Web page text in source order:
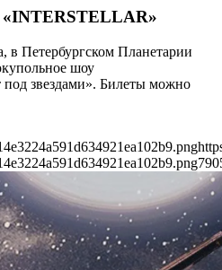
«INTERSTELLAR»
в Петербургском Планетарии
шоу
звездами». Билеты можно
790